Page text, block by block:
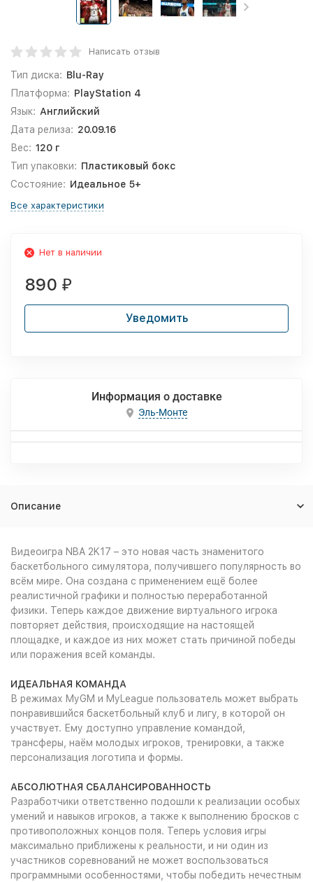
Написать отзыв
Тип диска: Blu-Ray
Платформа: PlayStation 4
Язык: Английский
Дата релиза: 20.09.16
Вес: 120 г
Тип упаковки: Пластиковый бокс
Состояние: Идеальное 5+
Все характеристики
Нет в наличии
890 ₽
Уведомить
Информация о доставке
Эль-Монте
Описание
Видеоигра NBA 2K17 – это новая часть знаменитого
баскетбольного симулятора, получившего популярность во
всём мире. Она создана с применением ещё более
реалистичной графики и полностью переработанной
физики. Теперь каждое движение виртуального игрока
повторяет действия, происходящие на настоящей
площадке, и каждое из них может стать причиной победы
или поражения всей команды.
ИДЕАЛЬНАЯ КОМАНДА
В режимах MyGM и MyLeague пользователь может выбрать
понравившийся баскетбольный клуб и лигу, в которой он
участвует. Ему доступно управление командой,
трансферы, наём молодых игроков, тренировки, а также
персонализация логотипа и формы.
АБСОЛЮТНАЯ СБАЛАНСИРОВАННОСТЬ
Разработчики ответственно подошли к реализации особых
умений и навыков игроков, а также к выполнению бросков с
противоположных концов поля. Теперь условия игры
максимально приближены к реальности, и ни один из
участников соревнований не может воспользоваться
программными особенностями, чтобы победить нечестным